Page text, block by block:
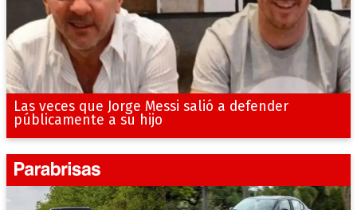
Las veces que Jorge Messi salió a defender
públicamente a su hijo